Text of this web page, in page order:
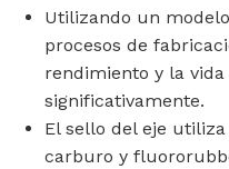
Utilizando un
procesos de
rendimiento y la
significativamente.
El sello del eje
carburo y